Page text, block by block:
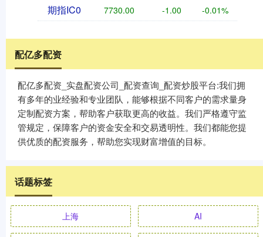
期指IC0 7730.00 -1.00 -0.01%
配亿多配资
配亿多配资_实盘配资公司_配资查询_配资炒股平台:我们拥
有多年的业经验和专业团队，能够根据不同客户的需求量身
定制配资方案，帮助客户获取更高的收益。我们严格遵守监
管规定，保障客户的资金安全和交易透明性。我们都能您提
供优质的配资服务，帮助您实现财富增值的目标。
话题标签
上海 AI